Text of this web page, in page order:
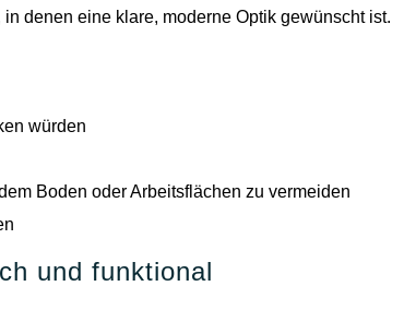
denen eine klare, moderne Optik gewünscht ist.
würden
Boden oder Arbeitsflächen zu vermeiden
und funktional